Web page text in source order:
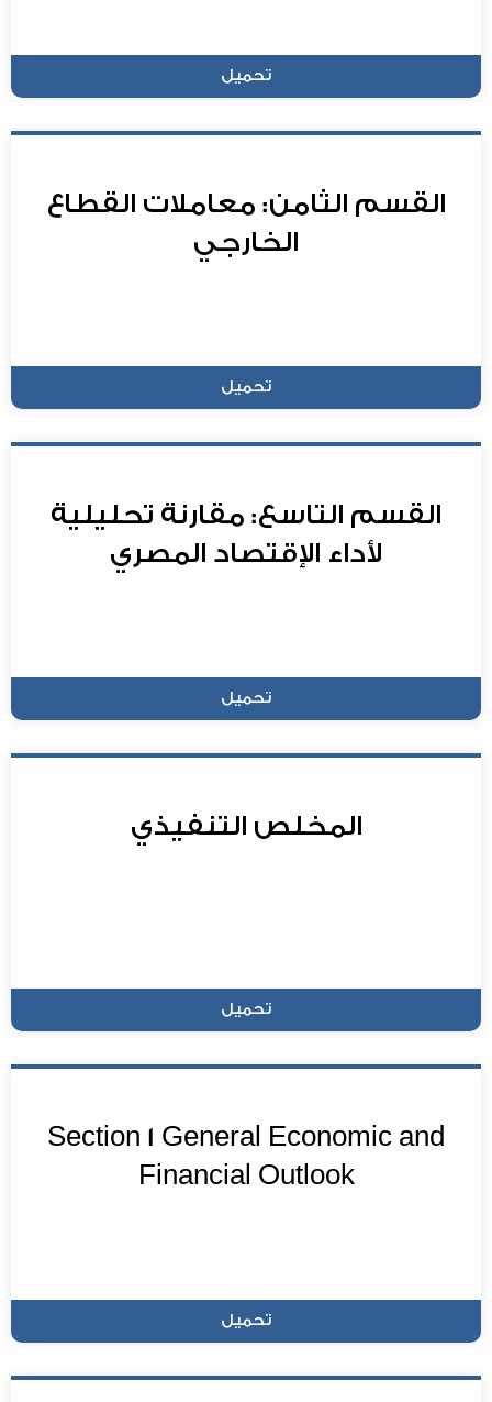
تحميل
القسم الثامن: معاملات القطاع
الخارجي
تحميل
القسم التاسع: مقارنة تحليلية
لأداء الإقتصاد المصري
تحميل
المخلص التنفيذي
تحميل
Section 1 General Economic and
Financial Outlook
تحميل